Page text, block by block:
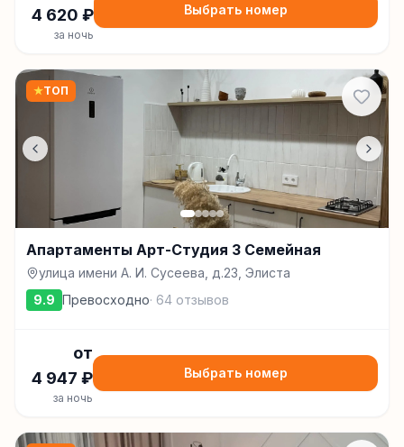
4 620 ₽
за ночь
Выбрать номер
★ТОП
Апартаменты Арт-Студия 3 Семейная
улица имени А. И. Сусеева, д.23, Элиста
9.9 Превосходно· 64 отзывов
от
4 947 ₽
за ночь
Выбрать номер